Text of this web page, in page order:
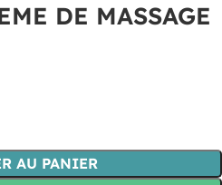
DE MASSAGE
AU PANIER